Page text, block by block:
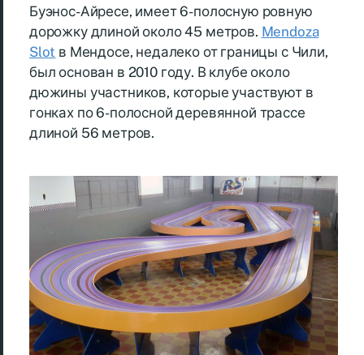
Буэнос-Айресе, имеет 6-полосную ровную
дорожку длиной около 45 метров. Mendoza
Slot в Мендосе, недалеко от границы с Чили,
был основан в 2010 году. В клубе около
дюжины участников, которые участвуют в
гонках по 6-полосной деревянной трассе
длиной 56 метров.